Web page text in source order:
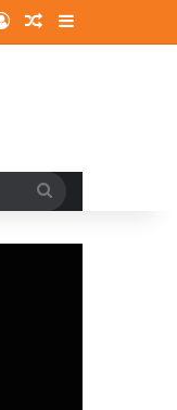
Log InRandom Article
Sidebar